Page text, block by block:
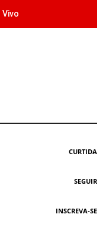
CURTIDA
SEGUIR
INSCREVA-SE